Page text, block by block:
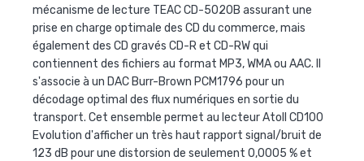
mécanisme de lecture TEAC CD-5020B assurant une
prise en charge optimale des CD du commerce, mais
également des CD gravés CD-R et CD-RW qui
contiennent des fichiers au format MP3, WMA ou AAC. Il
s'associe à un DAC Burr-Brown PCM1796 pour un
décodage optimal des flux numériques en sortie du
transport. Cet ensemble permet au lecteur Atoll CD100
Evolution d'afficher un très haut rapport signal/bruit de
123 dB pour une distorsion de seulement 0,0005 % et